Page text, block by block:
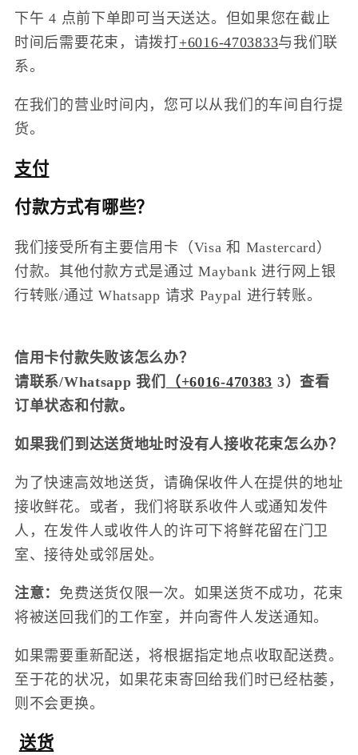
下午 4 点前下单即可当天送达。但如果您在截止
时间后需要花束，请拨打+6016-4703833与我们联
系。
在我们的营业时间内，您可以从我们的车间自行提
货。
支付
付款方式有哪些？
我们接受所有主要信用卡（Visa 和 Mastercard）
付款。其他付款方式是通过 Maybank 进行网上银
行转账/通过 Whatsapp 请求 Paypal 进行转账。
信用卡付款失败该怎么办？
请联系/Whatsapp 我们
（+6016-470383 3）查看
订单状态和付款。
如果我们到达送货地址时没有人接收花束怎么办？
为了快速高效地送货，请确保收件人在提供的地址
接收鲜花。或者，我们将联系收件人或通知发件
人，在发件人或收件人的许可下将鲜花留在门卫
室、接待处或邻居处。
注意： 免费送货仅限一次。如果送货不成功，花束
将被送回我们的工作室，并向寄件人发送通知。
如果需要重新配送，将根据指定地点收取配送费。
至于花的状况，如果花束寄回给我们时已经枯萎，
则不会更换。
送货